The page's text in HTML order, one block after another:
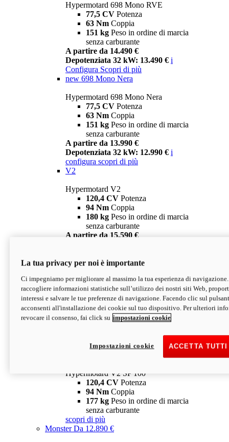
Hypermotard 698 Mono RVE
77,5 CV Potenza
63 Nm Coppia
151 kg Peso in ordine di marcia
senza carburante
A partire da 14.490 €
Depotenziata 32 kW: 13.490 € i
Configura Scopri di più
new 698 Mono Nera
Hypermotard 698 Mono Nera
77,5 CV Potenza
63 Nm Coppia
151 kg Peso in ordine di marcia
senza carburante
A partire da 13.990 €
Depotenziata 32 kW: 12.990 € i
configura scopri di più
V2
Hypermotard V2
120,4 CV Potenza
94 Nm Coppia
180 kg Peso in ordine di marcia
senza carburante
A partire da 15.590 €
V2 SP
Hypermotard V2 SP
120,4 CVPotenza
94 NmCoppia
177 kgPeso in ordine di marcia
senza carburante
Depotenziata 35 kW: 18.890 € i
configura scopri di più
Hypermotard V2 SP 100
120,4 CV Potenza
94 Nm Coppia
177 kg Peso in ordine di marcia
senza carburante
scopri di più
MonsterDa 12.890 €
La tua privacy per noi è importante
Ci impegniamo per migliorare al massimo la tua esperienza di
raccogliere informazioni statistiche sull’utilizzo dei nostri siti Web,
interessi e salvare le tue preferenze di navigazione. Facendo clic sul
acconsenti all'installazione dei cookie sul tuo dispositivo. Per ulteriori
revocare il consenso, fai click su impostazioni cookie
ACCETTA
Impostazioni cookie